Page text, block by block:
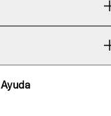
Ayuda